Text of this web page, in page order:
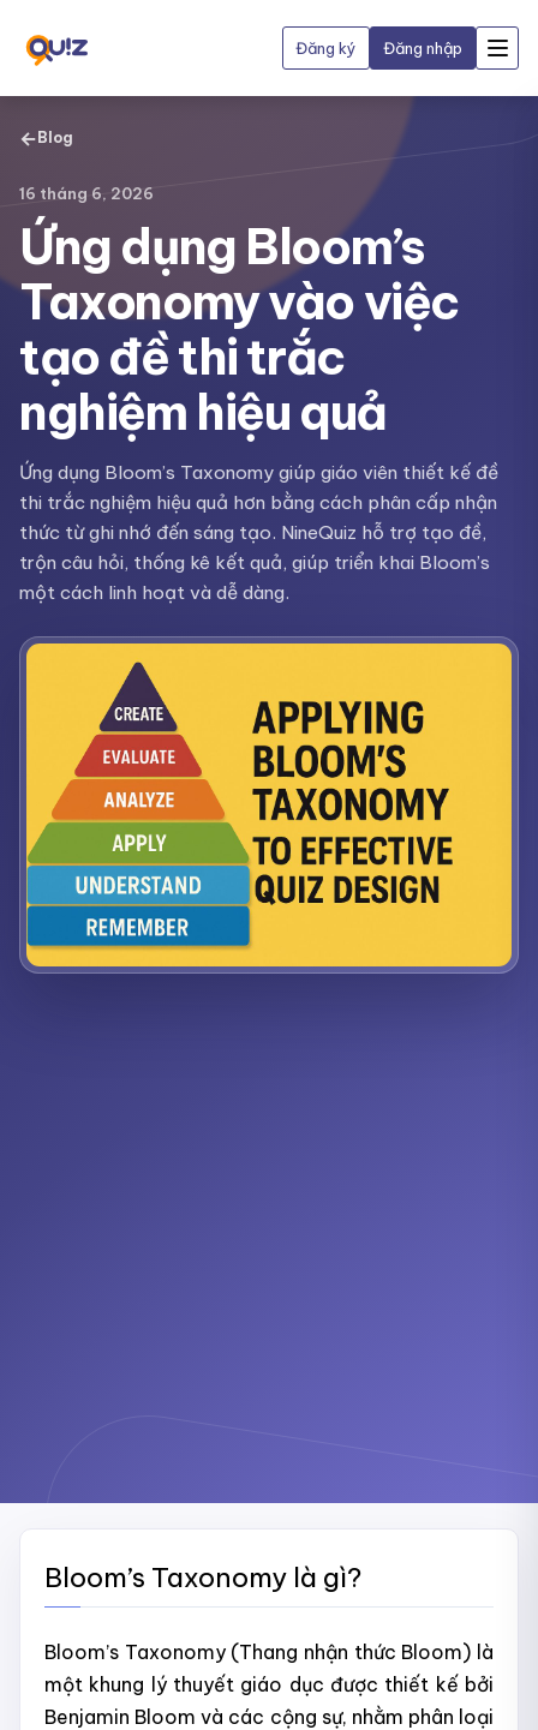
Đăng ký Đăng nhập
← Blog
16 tháng 6, 2026
Ứng dụng Bloom’s
Taxonomy vào việc
tạo đề thi trắc
nghiệm hiệu quả
Ứng dụng Bloom’s Taxonomy giúp giáo viên thiết kế đề
thi trắc nghiệm hiệu quả hơn bằng cách phân cấp nhận
thức từ ghi nhớ đến sáng tạo. NineQuiz hỗ trợ tạo đề,
trộn câu hỏi, thống kê kết quả, giúp triển khai Bloom’s
một cách linh hoạt và dễ dàng.
Bloom’s Taxonomy là gì?
Bloom’s Taxonomy (Thang nhận thức Bloom) là
một khung lý thuyết giáo dục được thiết kế bởi
Benjamin Bloom và các cộng sự, nhằm phân loại